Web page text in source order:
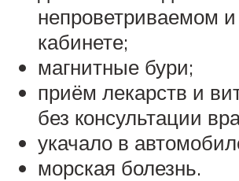
непроветриваемом
кабинете;
магнитные бури;
приём лекарств и
без консультации
укачало в
морская болезнь.